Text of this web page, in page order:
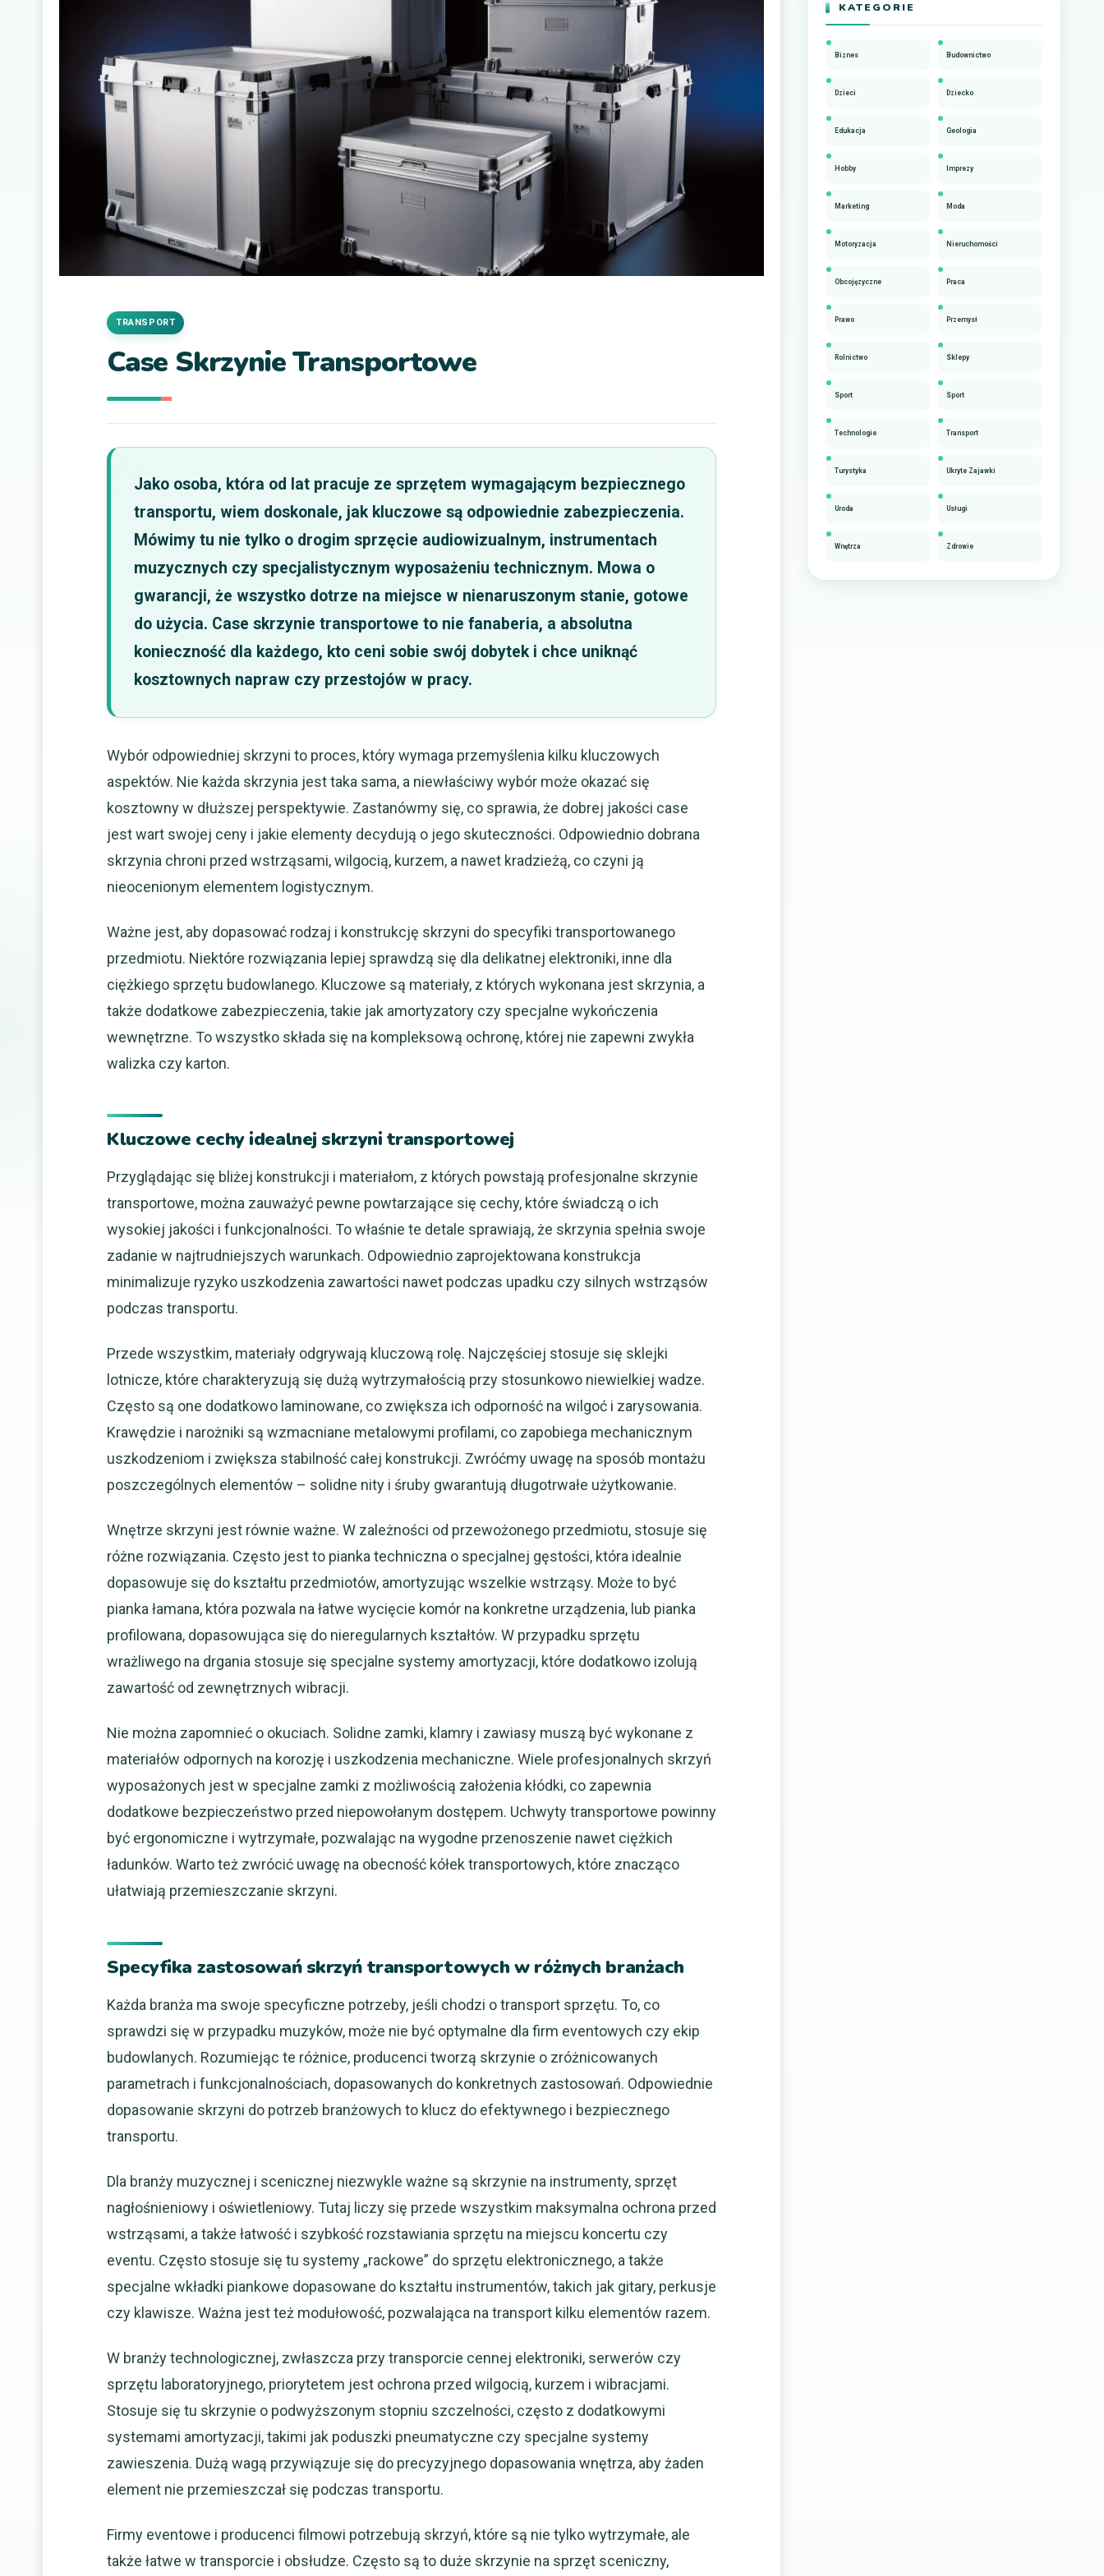
Case Skrzynie Transportowe
TRANSPORT
Jako osoba, która od lat pracuje ze sprzętem wymagającym bezpiecznego
transportu, wiem doskonale, jak kluczowe są odpowiednie zabezpieczenia.
Mówimy tu nie tylko o drogim sprzęcie audiowizualnym, instrumentach
muzycznych czy specjalistycznym wyposażeniu technicznym. Mowa o
gwarancji, że wszystko dotrze na miejsce w nienaruszonym stanie, gotowe
do użycia. Case skrzynie transportowe to nie fanaberia, a absolutna
konieczność dla każdego, kto ceni sobie swój dobytek i chce uniknąć
kosztownych napraw czy przestojów w pracy.
Wybór odpowiedniej skrzyni to proces, który wymaga przemyślenia kilku kluczowych
aspektów. Nie każda skrzynia jest taka sama, a niewłaściwy wybór może okazać się
kosztowny w dłuższej perspektywie. Zastanówmy się, co sprawia, że dobrej jakości case
jest wart swojej ceny i jakie elementy decydują o jego skuteczności. Odpowiednio dobrana
skrzynia chroni przed wstrząsami, wilgocią, kurzem, a nawet kradzieżą, co czyni ją
nieocenionym elementem logistycznym.
Ważne jest, aby dopasować rodzaj i konstrukcję skrzyni do specyfiki transportowanego
przedmiotu. Niektóre rozwiązania lepiej sprawdzą się dla delikatnej elektroniki, inne dla
ciężkiego sprzętu budowlanego. Kluczowe są materiały, z których wykonana jest skrzynia, a
także dodatkowe zabezpieczenia, takie jak amortyzatory czy specjalne wykończenia
wewnętrzne. To wszystko składa się na kompleksową ochronę, której nie zapewni zwykła
walizka czy karton.
Kluczowe cechy idealnej skrzyni transportowej
Przyglądając się bliżej konstrukcji i materiałom, z których powstają profesjonalne skrzynie
transportowe, można zauważyć pewne powtarzające się cechy, które świadczą o ich
wysokiej jakości i funkcjonalności. To właśnie te detale sprawiają, że skrzynia spełnia swoje
zadanie w najtrudniejszych warunkach. Odpowiednio zaprojektowana konstrukcja
minimalizuje ryzyko uszkodzenia zawartości nawet podczas upadku czy silnych wstrząsów
podczas transportu.
Przede wszystkim, materiały odgrywają kluczową rolę. Najczęściej stosuje się sklejki
lotnicze, które charakteryzują się dużą wytrzymałością przy stosunkowo niewielkiej wadze.
Często są one dodatkowo laminowane, co zwiększa ich odporność na wilgoć i zarysowania.
Krawędzie i narożniki są wzmacniane metalowymi profilami, co zapobiega mechanicznym
uszkodzeniom i zwiększa stabilność całej konstrukcji. Zwróćmy uwagę na sposób montażu
poszczególnych elementów – solidne nity i śruby gwarantują długotrwałe użytkowanie.
Wnętrze skrzyni jest równie ważne. W zależności od przewożonego przedmiotu, stosuje się
różne rozwiązania. Często jest to pianka techniczna o specjalnej gęstości, która idealnie
dopasowuje się do kształtu przedmiotów, amortyzując wszelkie wstrząsy. Może to być
pianka łamana, która pozwala na łatwe wycięcie komór na konkretne urządzenia, lub pianka
profilowana, dopasowująca się do nieregularnych kształtów. W przypadku sprzętu
wrażliwego na drgania stosuje się specjalne systemy amortyzacji, które dodatkowo izolują
zawartość od zewnętrznych wibracji.
Nie można zapomnieć o okuciach. Solidne zamki, klamry i zawiasy muszą być wykonane z
materiałów odpornych na korozję i uszkodzenia mechaniczne. Wiele profesjonalnych skrzyń
wyposażonych jest w specjalne zamki z możliwością założenia kłódki, co zapewnia
dodatkowe bezpieczeństwo przed niepowołanym dostępem. Uchwyty transportowe powinny
być ergonomiczne i wytrzymałe, pozwalając na wygodne przenoszenie nawet ciężkich
ładunków. Warto też zwrócić uwagę na obecność kółek transportowych, które znacząco
ułatwiają przemieszczanie skrzyni.
Specyfika zastosowań skrzyń transportowych w różnych branżach
Każda branża ma swoje specyficzne potrzeby, jeśli chodzi o transport sprzętu. To, co
sprawdzi się w przypadku muzyków, może nie być optymalne dla firm eventowych czy ekip
budowlanych. Rozumiejąc te różnice, producenci tworzą skrzynie o zróżnicowanych
parametrach i funkcjonalnościach, dopasowanych do konkretnych zastosowań. Odpowiednie
dopasowanie skrzyni do potrzeb branżowych to klucz do efektywnego i bezpiecznego
transportu.
Dla branży muzycznej i scenicznej niezwykle ważne są skrzynie na instrumenty, sprzęt
nagłośnieniowy i oświetleniowy. Tutaj liczy się przede wszystkim maksymalna ochrona przed
wstrząsami, a także łatwość i szybkość rozstawiania sprzętu na miejscu koncertu czy
eventu. Często stosuje się tu systemy „rackowe” do sprzętu elektronicznego, a także
specjalne wkładki piankowe dopasowane do kształtu instrumentów, takich jak gitary, perkusje
czy klawisze. Ważna jest też modułowość, pozwalająca na transport kilku elementów razem.
W branży technologicznej, zwłaszcza przy transporcie cennej elektroniki, serwerów czy
sprzętu laboratoryjnego, priorytetem jest ochrona przed wilgocią, kurzem i wibracjami.
Stosuje się tu skrzynie o podwyższonym stopniu szczelności, często z dodatkowymi
systemami amortyzacji, takimi jak poduszki pneumatyczne czy specjalne systemy
zawieszenia. Dużą wagą przywiązuje się do precyzyjnego dopasowania wnętrza, aby żaden
element nie przemieszczał się podczas transportu.
Firmy eventowe i producenci filmowi potrzebują skrzyń, które są nie tylko wytrzymałe, ale
także łatwe w transporcie i obsłudze. Często są to duże skrzynie na sprzęt sceniczny,
KATEGORIE
Biznes Budownictwo
Dzieci Dziecko
Edukacja Geologia
Hobby Imprezy
Marketing Moda
Motoryzacja Nieruchomości
Obcojęzyczne Praca
Prawo Przemysł
Rolnictwo Sklepy
Sport Sport
Technologie Transport
Turystyka Ukryte Zajawki
Uroda Usługi
Wnętrza Zdrowie